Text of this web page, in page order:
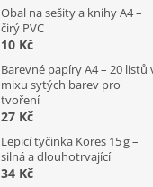
Obal na sešity a knihy A4 –
čirý PVC
10 Kč
Barevné papíry A4 – 20 listů
mixu sytých barev pro
tvoření
27 Kč
Lepicí tyčinka Kores 15 g –
silná a dlouhotrvající
34 Kč